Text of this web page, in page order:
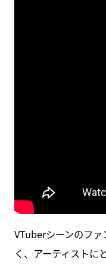
VTuberシーンのフ
く、アーティストに